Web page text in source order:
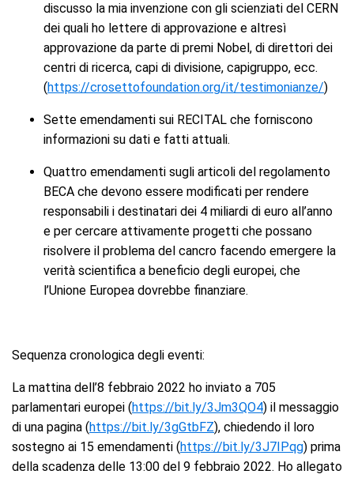
discusso la mia invenzione con gli scienziati del CERN
dei quali ho lettere di approvazione e altresì
approvazione da parte di premi Nobel, di direttori dei
centri di ricerca, capi di divisione, capigruppo, ecc.
(https://crosettofoundation.org/it/testimonianze/)
Sette emendamenti sui RECITAL che forniscono
informazioni su dati e fatti attuali.
Quattro emendamenti sugli articoli del regolamento
BECA che devono essere modificati per rendere
responsabili i destinatari dei 4 miliardi di euro all’anno
e per cercare attivamente progetti che possano
risolvere il problema del cancro facendo emergere la
verità scientifica a beneficio degli europei, che
l’Unione Europea dovrebbe finanziare.
Sequenza cronologica degli eventi:
La mattina dell’8 febbraio 2022 ho inviato a 705
parlamentari europei (https://bit.ly/3Jm3QO4) il messaggio
di una pagina (https://bit.ly/3gGtbFZ), chiedendo il loro
sostegno ai 15 emendamenti (https://bit.ly/3J7IPqg) prima
della scadenza delle 13:00 del 9 febbraio 2022. Ho allegato